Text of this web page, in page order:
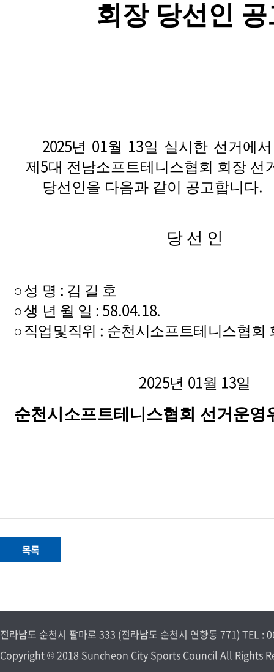
회장 당선인 공
2025년 01월 13일 실시한 선거에
제 5대 전남소프트테니스협회 회장 선
당선인을 다음과 같이 공고합니다.
당 선 인
○성 명 : 김 길 호
○생 년 월 일 : 58.04.18.
○ 직업 및직위 : 순천시소프트테니스협회
2025년 01월 13일
순천시소프트테니스협회 선거운영
전라남도 순천시 팔마로 333 (전라남도 순천시 연향동 771) TEL
Copyright © 2018 Suncheon City Sports Council All Rights